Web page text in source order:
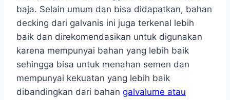
baja. Selain umum dan bisa didapatkan, bahan
decking dari galvanis ini juga terkenal lebih
baik dan direkomendasikan untuk digunakan
karena mempunyai bahan yang lebih baik
sehingga bisa untuk menahan semen dan
mempunyai kekuatan yang lebih baik
dibandingkan dari bahan galvalume atau